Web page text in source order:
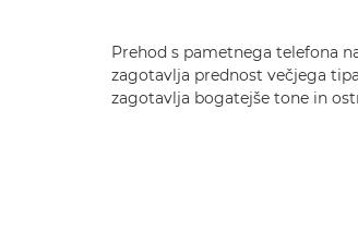
Prehod s pametnega telefona
zagotavlja prednost večjega
zagotavlja bogatejše tone in